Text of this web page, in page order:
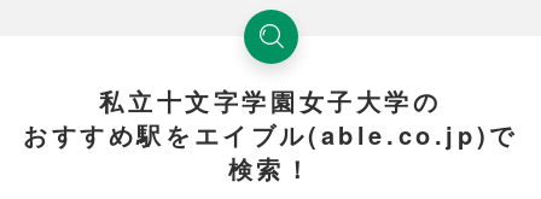
私立十文字学園女子大学の
おすすめ駅をエイブル(able.co.jp)で
検索！